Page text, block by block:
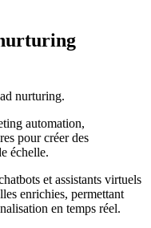
nurturing.
automation,
pour créer des
échelle.
et assistants virtuels
enrichies, permettant
en temps réel.